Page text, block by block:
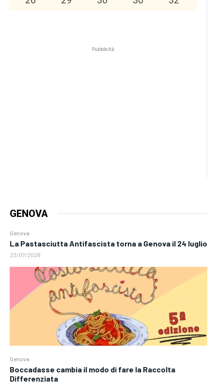
Pubblicità
GENOVA
Genova
La Pastasciutta Antifascista torna a Genova il 24 luglio
22/07/2026
Genova
Boccadasse cambia il modo di fare la Raccolta
Differenziata